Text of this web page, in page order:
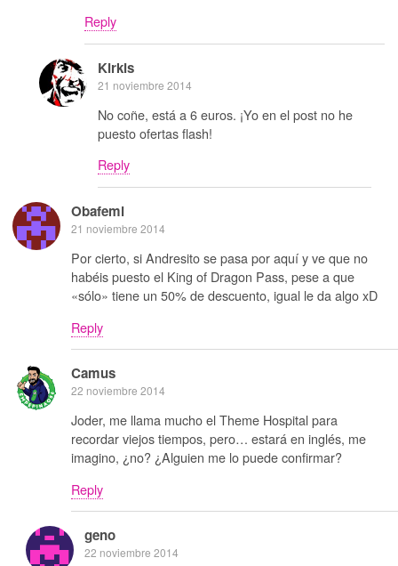
Reply
Kirkis
21 noviembre 2014
No coñe, está a 6 euros. ¡Yo en el post no he
puesto ofertas flash!
Reply
Obafemi
21 noviembre 2014
Por cierto, si Andresito se pasa por aquí y ve que no
habéis puesto el King of Dragon Pass, pese a que
«sólo» tiene un 50% de descuento, igual le da algo xD
Reply
Camus
22 noviembre 2014
Joder, me llama mucho el Theme Hospital para
recordar viejos tiempos, pero… estará en inglés, me
imagino, ¿no? ¿Alguien me lo puede confirmar?
Reply
geno
22 noviembre 2014